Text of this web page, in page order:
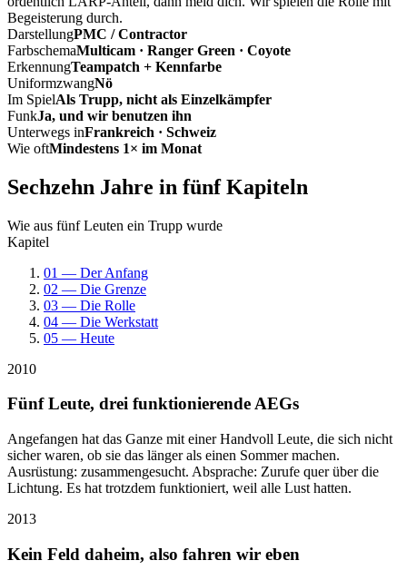
Begeisterung durch.
DarstellungPMC / Contractor
FarbschemaMulticam · Ranger Green · Coyote
ErkennungTeampatch + Kennfarbe
UniformzwangNö
Im SpielAls Trupp, nicht als Einzelkämpfer
FunkJa, und wir benutzen ihn
Unterwegs inFrankreich · Schweiz
Wie oftMindestens 1× im Monat
Sechzehn Jahre in fünf Kapiteln
Wie aus fünf Leuten ein Trupp wurde
Kapitel
01 — Der Anfang
02 — Die Grenze
03 — Die Rolle
04 — Die Werkstatt
05 — Heute
2010
Fünf Leute, drei funktionierende AEGs
Angefangen hat das Ganze mit einer Handvoll Leute, die sich nicht
sicher waren, ob sie das länger als einen Sommer machen.
Ausrüstung: zusammengesucht. Absprache: Zurufe quer über die
Lichtung. Es hat trotzdem funktioniert, weil alle Lust hatten.
2013
Kein Feld daheim, also fahren wir eben